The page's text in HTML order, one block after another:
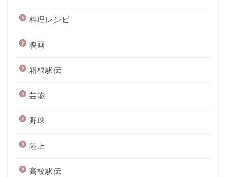
料理レシピ
映画
箱根駅伝
芸能
野球
陸上
高校駅伝